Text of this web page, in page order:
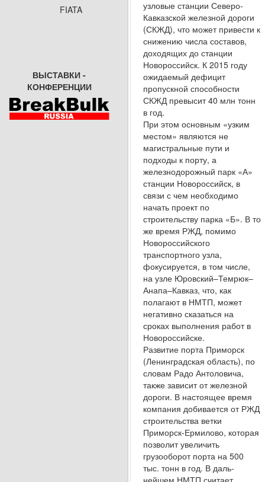
FIATA
ВЫСТАВКИ -
КОНФЕРЕНЦИИ
узловые станции Северо-
Кавказской железной дороги
(СКЖД), что может привести к
снижению числа составов,
доходящих до станции
Новороссийск. К 2015 го­ду
ожидаемый дефицит
пропускной способности
СКЖД превысит 40 млн тонн
в год.
При этом основным «узким
местом» являют­ся не
магистральные пути и
подходы к порту, а
железнодорожный парк «А»
станции Новорос­сийск, в
связи с чем необходимо
начать про­ект по
строительству парка «Б». В то
же время РЖД, помимо
Новороссийского
транспортного узла,
фокусируется, в том числе,
на узле Юров­ский–Темрюк–
Анапа–Кавказ, что, как
полагают в НМТП, может
негативно сказаться на
сроках вы­полнения работ в
Новороссийске.
Развитие порта Приморск
(Ленинградская об­ласть), по
словам Радо Антоловича,
также зави­сит от железной
дороги. В настоящее время
ком­пания добивается от РЖД
строительства ветки
Приморск-Ермилово, которая
позволит увеличить
грузооборот порта на 500
тыс. тонн в год. В даль­
нейшем НМТП считает